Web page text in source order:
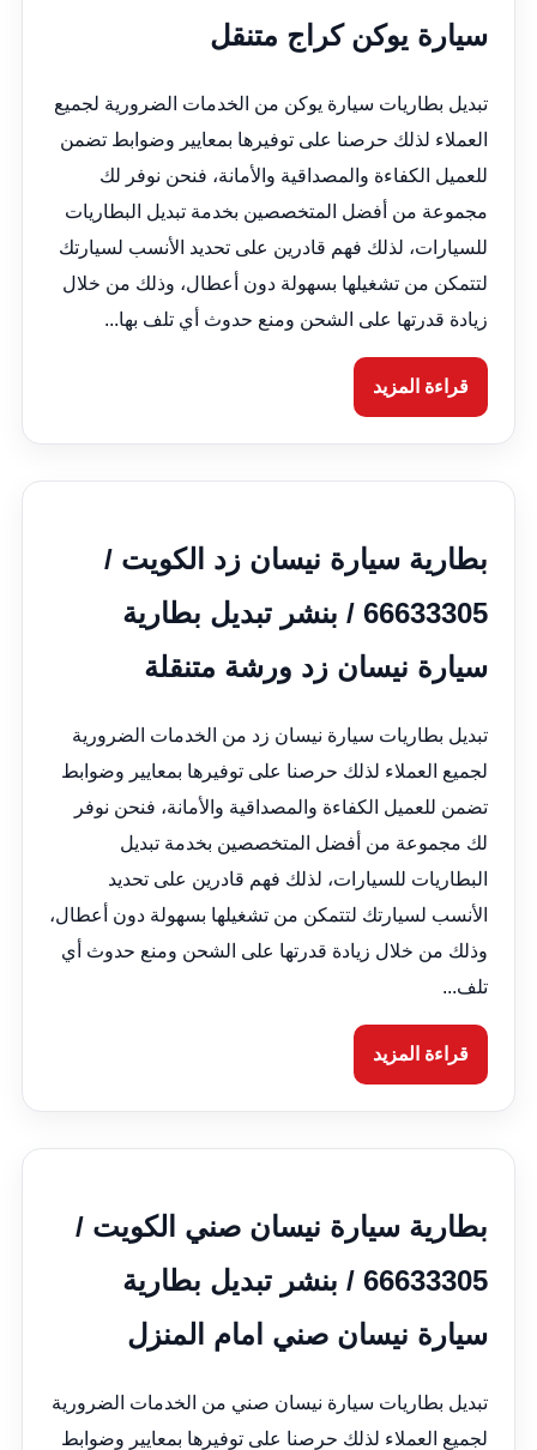
سيارة يوكن كراج متنقل
تبديل بطاريات سيارة يوكن من الخدمات الضرورية لجميع
العملاء لذلك حرصنا على توفيرها بمعايير وضوابط تضمن
للعميل الكفاءة والمصداقية والأمانة، فنحن نوفر لك
مجموعة من أفضل المتخصصين بخدمة تبديل البطاريات
للسيارات، لذلك فهم قادرين على تحديد الأنسب لسيارتك
لتتمكن من تشغيلها بسهولة دون أعطال، وذلك من خلال
زيادة قدرتها على الشحن ومنع حدوث أي تلف بها...
قراءة المزيد
بطارية سيارة نيسان زد الكويت /
66633305 / بنشر تبديل بطارية
سيارة نيسان زد ورشة متنقلة
تبديل بطاريات سيارة نيسان زد من الخدمات الضرورية
لجميع العملاء لذلك حرصنا على توفيرها بمعايير وضوابط
تضمن للعميل الكفاءة والمصداقية والأمانة، فنحن نوفر
لك مجموعة من أفضل المتخصصين بخدمة تبديل
البطاريات للسيارات، لذلك فهم قادرين على تحديد
الأنسب لسيارتك لتتمكن من تشغيلها بسهولة دون أعطال،
وذلك من خلال زيادة قدرتها على الشحن ومنع حدوث أي
تلف...
قراءة المزيد
بطارية سيارة نيسان صني الكويت /
66633305 / بنشر تبديل بطارية
سيارة نيسان صني امام المنزل
تبديل بطاريات سيارة نيسان صني من الخدمات الضرورية
لجميع العملاء لذلك حرصنا على توفيرها بمعايير وضوابط